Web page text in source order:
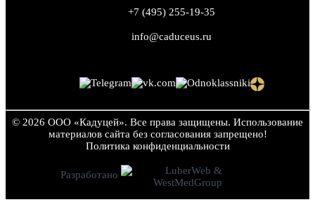
+7 (495) 255-19-35
info@caduceus.ru
© 2026 ООО «Кадуцей». Все права защищены. Использование
материалов сайта без согласования запрещено!
Политика конфиден­циальности
Разработано